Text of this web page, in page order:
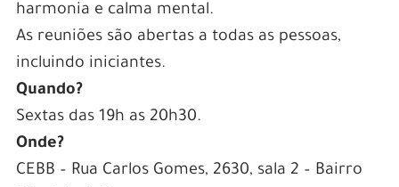
harmonia e calma mental.
As reuniões são abertas a todas as pessoas,
incluindo iniciantes.
Quando?
Sextas das 19h as 20h30.
Onde?
CEBB – Rua Carlos Gomes, 2630, sala 2 – Bairro